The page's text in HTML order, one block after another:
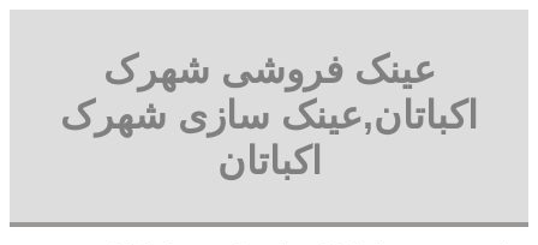
عینک فروشی شهرک
اکباتان,عینک سازی شهرک
اکباتان